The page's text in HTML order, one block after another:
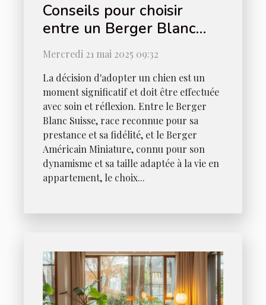
Conseils pour choisir
entre un Berger Blanc
Suisse et un Berger
Américain Miniature
Mercredi 21 mai 2025 09:32
La décision d'adopter un chien est un
moment significatif et doit être effectuée
avec soin et réflexion. Entre le Berger
Blanc Suisse, race reconnue pour sa
prestance et sa fidélité, et le Berger
Américain Miniature, connu pour son
dynamisme et sa taille adaptée à la vie en
appartement, le choix...